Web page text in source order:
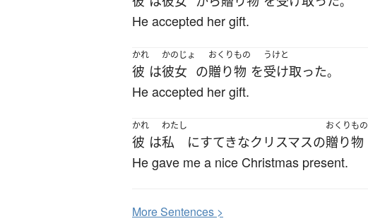
He accepted her gift.
かれ
彼 は
かのじょ
彼女 の
おくりもの
贈り物 を
うけと
受け取った。
He accepted her gift.
かれ
彼 は
わたし
私 にすてきなクリスマスの
おくりもの
贈り物
He gave me a nice Christmas present.
MoreSentences >